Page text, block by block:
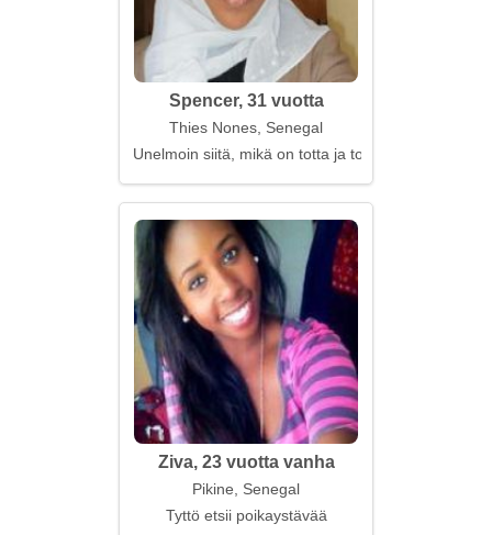
Spencer, 31 vuotta
Thies Nones, Senegal
Unelmoin siitä, mikä on totta ja totta
Ziva, 23 vuotta vanha
Pikine, Senegal
Tyttö etsii poikaystävää